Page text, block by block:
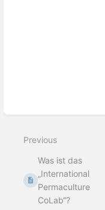
Previous
Was ist das
„International
Permaculture
CoLab“?